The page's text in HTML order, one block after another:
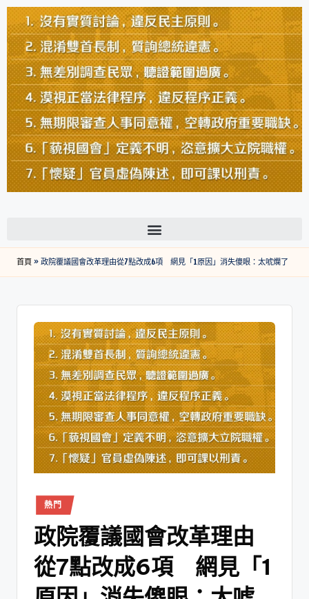
首頁»政院覆議國會改革理由從7點改成6項 網見「1原因」消失傻眼：太唬爛了
熱門
政院覆議國會改革理由
從7點改成6項 網見「1